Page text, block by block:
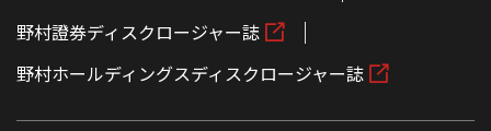
野村證券ディスクロージャー誌
野村ホールディングスディスクロージャー誌